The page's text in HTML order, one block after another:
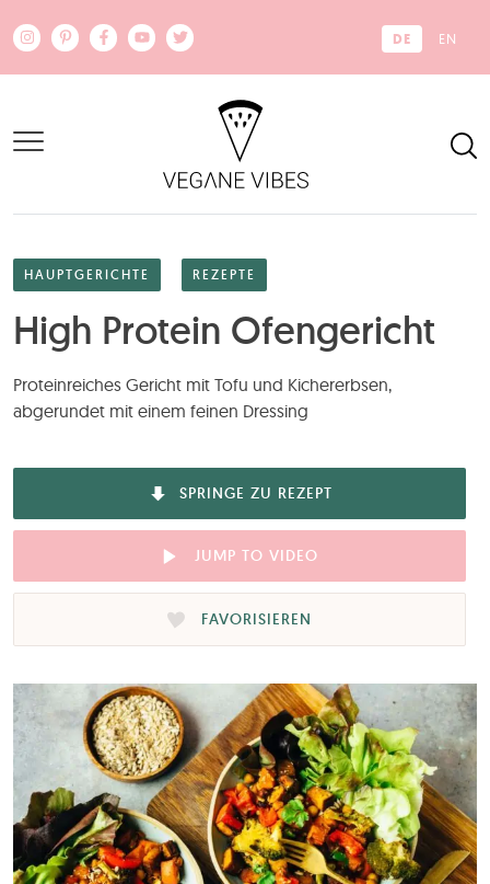
DE EN
HAUPTGERICHTE REZEPTE
High Protein Ofengericht
Proteinreiches Gericht mit Tofu und Kichererbsen,
abgerundet mit einem feinen Dressing
SPRINGE ZU REZEPT
JUMP TO VIDEO
FAVORISIEREN